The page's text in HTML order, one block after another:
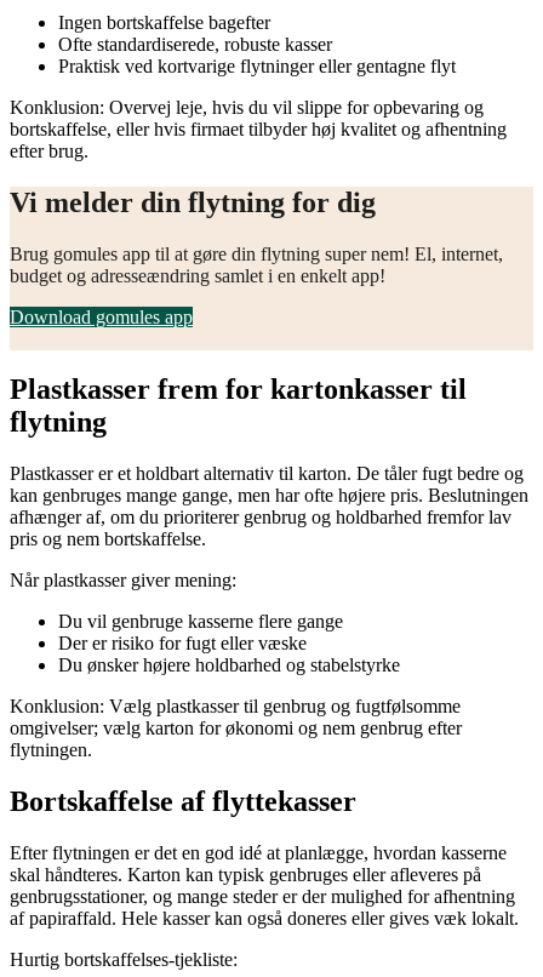
Ingen bortskaffelse bagefter
Ofte standardiserede, robuste kasser
Praktisk ved kortvarige flytninger eller gentagne flyt
Konklusion: Overvej leje, hvis du vil slippe for opbevaring og
bortskaffelse, eller hvis firmaet tilbyder høj kvalitet og afhentning
efter brug.
Vi melder din flytning for dig
Brug gomules app til at gøre din flytning super nem! El, internet,
budget og adresseændring samlet i en enkelt app!
Download gomules app
Plastkasser frem for kartonkasser til
flytning
Plastkasser er et holdbart alternativ til karton. De tåler fugt bedre og
kan genbruges mange gange, men har ofte højere pris. Beslutningen
afhænger af, om du prioriterer genbrug og holdbarhed fremfor lav
pris og nem bortskaffelse.
Når plastkasser giver mening:
Du vil genbruge kasserne flere gange
Der er risiko for fugt eller væske
Du ønsker højere holdbarhed og stabelstyrke
Konklusion: Vælg plastkasser til genbrug og fugtfølsomme
omgivelser; vælg karton for økonomi og nem genbrug efter
flytningen.
Bortskaffelse af flyttekasser
Efter flytningen er det en god idé at planlægge, hvordan kasserne
skal håndteres. Karton kan typisk genbruges eller afleveres på
genbrugsstationer, og mange steder er der mulighed for afhentning
af papiraffald. Hele kasser kan også doneres eller gives væk lokalt.
Hurtig bortskaffelses-tjekliste: